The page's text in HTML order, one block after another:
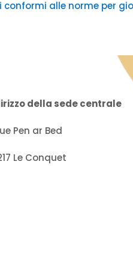
conformi alle norme per
della sede centrale
Pen ar Bed
Le Conquet